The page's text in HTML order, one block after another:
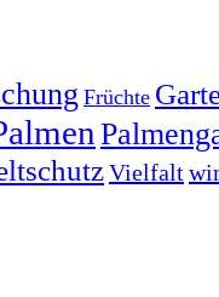
Früchte
Vielfalt